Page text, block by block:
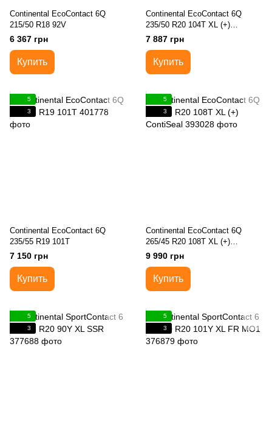
Continental EcoContact 6Q
215/50 R18 92V
6 367 грн
Купить
Continental EcoContact 6Q
235/50 R20 104T XL (+)
ContiSeal
7 887 грн
Купить
5
3
Continental EcoContact 6Q
235/55 R19 101T
7 150 грн
Купить
5
3
Continental EcoContact 6Q
265/45 R20 108T XL (+)
ContiSeal
9 990 грн
Купить
5
3
5
3